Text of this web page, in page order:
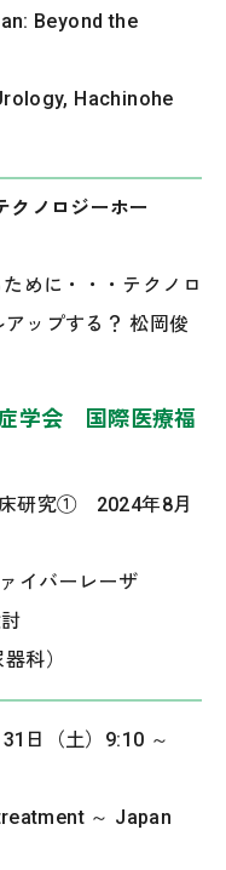
Beyond the
Hachinohe
ノロジーホー
めに・・・テクノロ
ップする？ 松岡俊
学会 国際医療福
研究① 2024年8月
イバーレーザ
科）
日（土）9:10 ～
～ Japan